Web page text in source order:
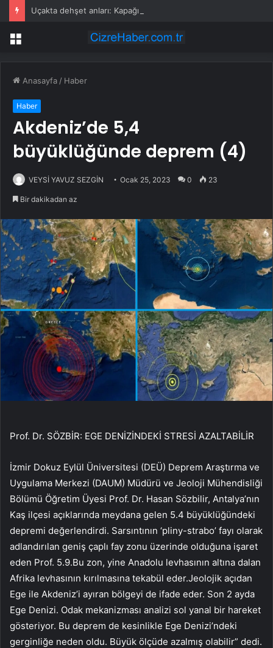
Menü
Anasayfa / Haber
Haber
Akdeniz’de 5,4
büyüklüğünde deprem (4)
VEYSİ YAVUZ SEZGİN Ocak 25, 2023 0 23
Bir dakikadan az
Prof. Dr. SÖZBİR: EGE DENİZİNDEKİ STRESİ AZALTABİLİR
İzmir Dokuz Eylül Üniversitesi (DEÜ) Deprem Araştırma ve
Uygulama Merkezi (DAUM) Müdürü ve Jeoloji Mühendisliği
Bölümü Öğretim Üyesi Prof. Dr. Hasan Sözbilir, Antalya’nın
Kaş ilçesi açıklarında meydana gelen 5.4 büyüklüğündeki
depremi değerlendirdi. Sarsıntının ‘pliny-strabo’ fayı olarak
adlandırılan geniş çaplı fay zonu üzerinde olduğuna işaret
eden Prof. 5.9.Bu zon, yine Anadolu levhasının altına dalan
Afrika levhasının kırılmasına tekabül eder.Jeolojik açıdan
Ege ile Akdeniz’i ayıran bölgeyi de ifade eder. Son 2 ayda
Ege Denizi. Odak mekanizması analizi sol yanal bir hareket
gösteriyor. Bu deprem de kesinlikle Ege Denizi’ndeki
gerginliğe neden oldu. Büyük ölçüde azalmış olabilir” dedi.